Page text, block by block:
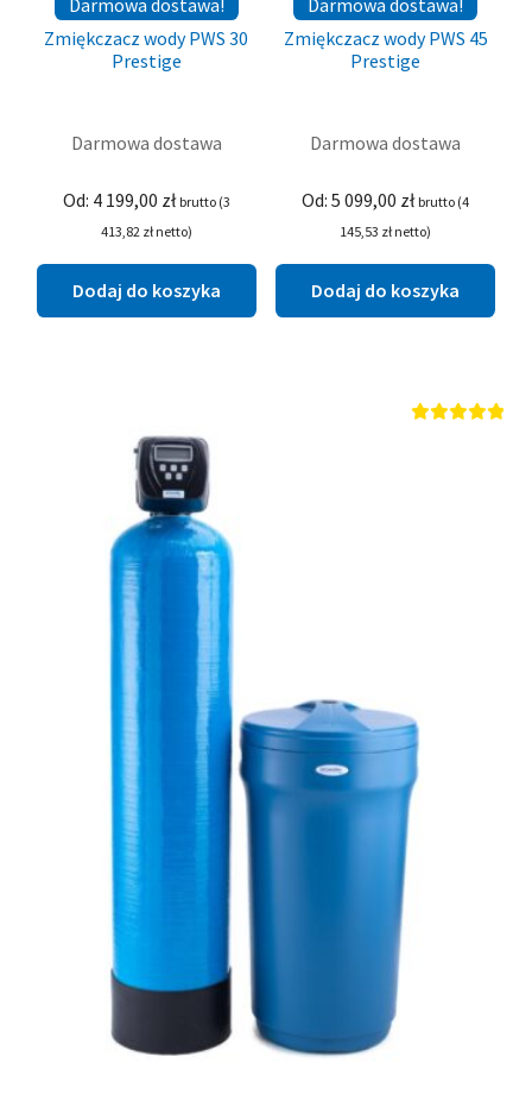
Zmiękczacz wody PWS 30
Prestige
Darmowa dostawa
Od: 4 199,00 zł brutto (3
413,82 złnetto)
Dodaj do koszyka
Zmiękczacz wody PWS 45
Prestige
Darmowa dostawa
Od:5 099,00 zł brutto (4
145,53 złnetto)
Dodaj do koszyka